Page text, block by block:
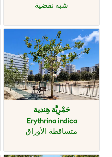
شبه نفضية
حَمْرِيَّة هِندية
Erythrina indica
متساقطة الأوراق